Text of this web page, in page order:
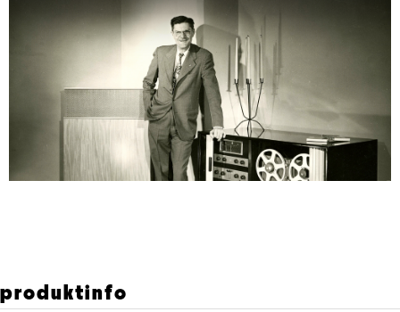
produktinfo